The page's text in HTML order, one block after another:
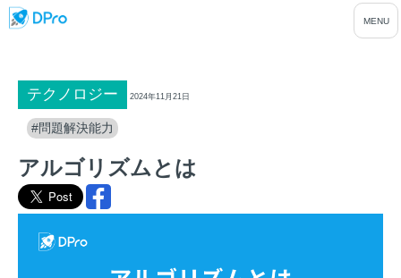
テクノロジー 2024年11月21日
#問題解決能力
アルゴリズムとは